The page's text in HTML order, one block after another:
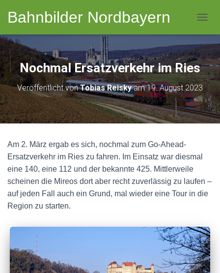
Bahnbilder Nordbayern
Nochmal Ersatzverkehr im Ries
Veröffentlicht vonTobias Reiskyam19. August 2023
Am 2. März ergab es sich, nochmal zum Go-Ahead-
Ersatzverkehr im Ries zu fahren. Im Einsatz war diesmal
eine 140, eine 112 und der bekannte 425. Mittlerweile
scheinen die Mireos dort aber recht zuverlässig zu laufen –
auf jeden Fall auch ein Grund, mal wieder eine Tour in die
Region zu starten.